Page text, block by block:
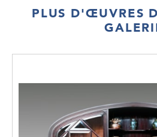
PLUS D'ŒUVRES